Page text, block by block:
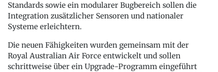
Standards sowie ein modularer Bugbereich sollen die
Integration zusätzlicher Sensoren und nationaler
Systeme erleichtern.
Die neuen Fähigkeiten wurden gemeinsam mit der
Royal Australian Air Force entwickelt und sollen
schrittweise über ein Upgrade-Programm eingeführt